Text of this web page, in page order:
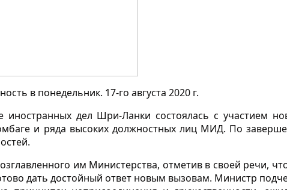
в понедельник. 17-го августа 2020 г.
дел Шри-Ланки состоялась с участием
и ряда высоких должностных лиц МИД. По
им Министерства, отметив в своей речи,
дать достойный ответ новым вызовам. Министр